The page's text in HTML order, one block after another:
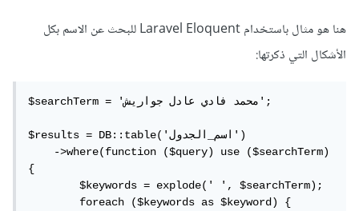
هنا هو مثال باستخدام Laravel Eloquent للبحث عن الاسم بكل
الأشكال التي ذكرتها:
$searchTerm = 'محمد فادي عادل جواريش';
$results = DB::table('اسم_الجدول')
    ->where(function ($query) use ($searchTerm)
{
        $keywords = explode(' ', $searchTerm);
        foreach ($keywords as $keyword) {